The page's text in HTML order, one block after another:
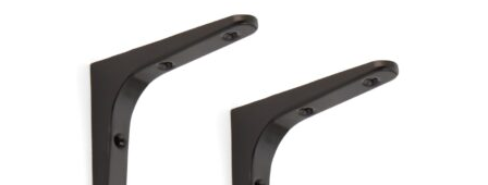
Mein Konto
Unsere Partner